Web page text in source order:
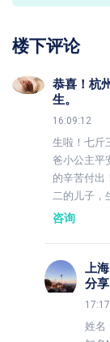
楼下评论
恭喜！杭
生。
16:09:12
生啦！七斤
爸小公主平
的辛苦付出
二的儿子，
咨询
上
分享
姓名